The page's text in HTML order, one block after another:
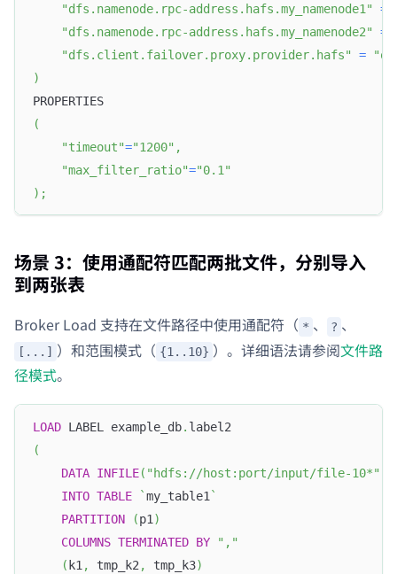
"dfs.namenode.rpc-address.hafs.my_namenode1"
=
"dfs.namenode.rpc-address.hafs.my_namenode2"
=
"dfs.client.failover.proxy.provider.hafs"
=
)
PROPERTIES
(
"timeout"="1200" ,
"max_filter_ratio"="0.1"
) ;
场景 3：使用通配符匹配两批文件，分别导入
到两张表
Broker Load 支持在文件路径中使用通配符（ * 、 ? 、
[...] ）和范围模式（ {1..10} ）。详细语法请参阅文件路
径模式。
LOAD LABEL example_db. label2
(
DATA INFILE( "hdfs://host:port/input/file-10*"
INTO TABLE `my_table1 `
PARTITION
(p1 )
COLUMNS TERMINATED BY
","
( k1 , tmp_k2 , tmp_k3)